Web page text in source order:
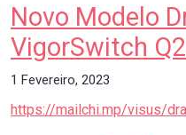
Novo Modelo
VigorSwitch
1 Fevereiro, 2023
https://mailchi.mp/visus/